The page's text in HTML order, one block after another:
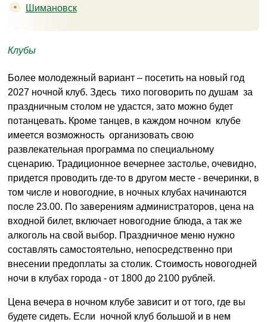
Шимановск
Клубы
Более молодежный вариант – посетить на новый год
2027 ночной клуб. Здесь тихо поговорить по душам за
праздничным столом не удастся, зато можно будет
потанцевать. Кроме танцев, в каждом ночном клубе
имеется возможность организовать свою
развлекательная программа по специальному
сценарию. Традиционное вечернее застолье, очевидно,
придется проводить где-то в другом месте - вечеринки, в
том числе и новогодние, в ночных клубах начинаются
после 23.00. По заверениям администраторов, цена на
входной билет, включает новогодние блюда, а так же
алкоголь на свой выбор. Праздничное меню нужно
составлять самостоятельно, непосредственно при
внесении предоплаты за столик. Стоимость новогодней
ночи в клубах города - от 1800 до 2100 рублей.
Цена вечера в ночном клубе зависит и от того, где вы
будете сидеть. Если ночной клуб большой и в нем